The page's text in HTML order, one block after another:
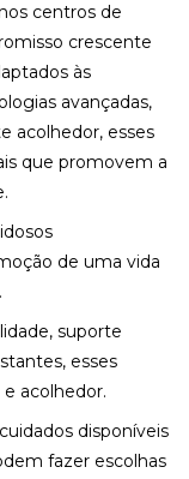
centros de
crescente
às
avançadas,
acolhedor, esses
que promovem a
de uma vida
suporte
esses
acolhedor.
disponíveis
fazer escolhas